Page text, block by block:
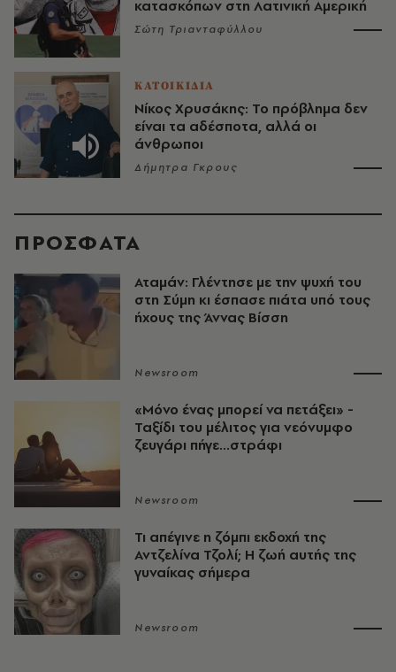
κατασκόπων στη Λατινική Αμερική
Σώτη Τριανταφύλλου
ΚΑΤΟΙΚΙΔΙΑ
Νίκος Χρυσάκης: Το πρόβλημα δεν
είναι τα αδέσποτα, αλλά οι
άνθρωποι
Δήμητρα Γκρους
ΠΡΟΣΦΑΤΑ
Αταμάν: Γλέντησε με την ψυχή του
στη Σύμη κι έσπασε πιάτα υπό τους
ήχους της Άννας Βίσση
Newsroom
«Μόνο ένας μπορεί να πετάξει» -
Ταξίδι του μέλιτος για νεόνυμφο
ζευγάρι πήγε...στράφι
Newsroom
Τι απέγινε η ζόμπι εκδοχή της
Αντζελίνα Τζολί; Η ζωή αυτής της
γυναίκας σήμερα
Newsroom